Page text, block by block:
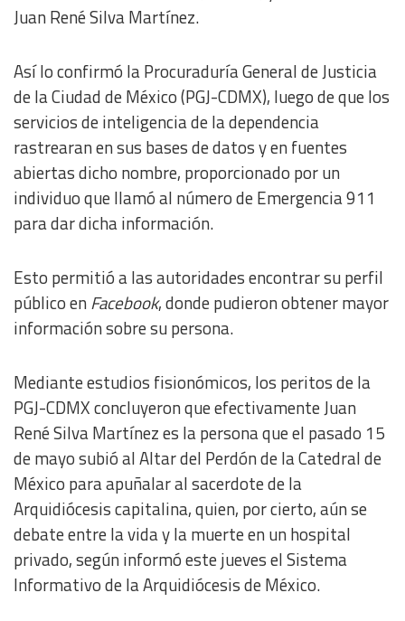
Juan René Silva Martínez.
Así lo confirmó la Procuraduría General de Justicia
de la Ciudad de México (PGJ-CDMX), luego de que los
servicios de inteligencia de la dependencia
rastrearan en sus bases de datos y en fuentes
abiertas dicho nombre, proporcionado por un
individuo que llamó al número de Emergencia 911
para dar dicha información.
Esto permitió a las autoridades encontrar su perfil
público enFacebook, donde pudieron obtener mayor
información sobre su persona.
Mediante estudios fisionómicos, los peritos de la
PGJ-CDMX concluyeron que efectivamente Juan
René Silva Martínez es la persona que el pasado 15
de mayo subió al Altar del Perdón de la Catedral de
México para apuñalar al sacerdote de la
Arquidiócesis capitalina, quien, por cierto, aún se
debate entre la vida y la muerte en un hospital
privado, según informó este jueves el Sistema
Informativo de la Arquidiócesis de México.